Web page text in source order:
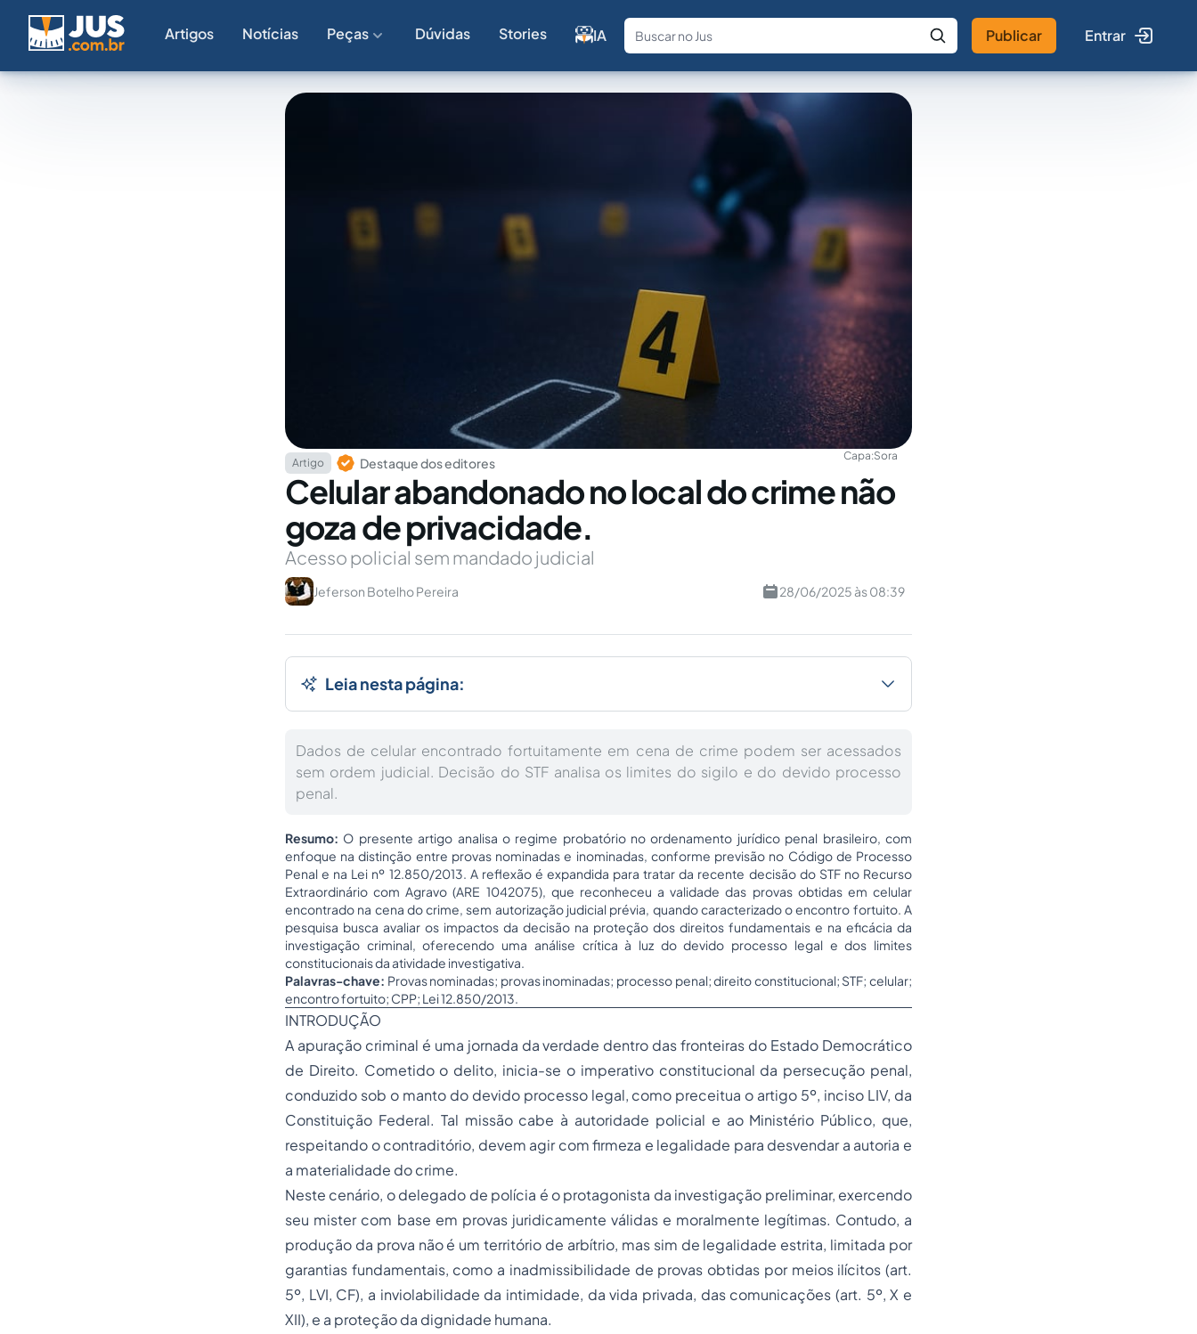
Artigos Notícias Peças Dúvidas Stories IA
Fale com a IA Buscar no Jus
Publicar Entrar
Capa:Sora
Artigo Destaque dos editores
Celular abandonado no local do crime não
goza de privacidade.
Acesso policial sem mandado judicial
Jeferson Botelho Pereira 28/06/2025 às 08:39
Leia nesta página:
Dados de celular encontrado fortuitamente em cena de crime podem ser acessados
sem ordem judicial. Decisão do STF analisa os limites do sigilo e do devido processo
penal.
Resumo: O presente artigo analisa o regime probatório no ordenamento jurídico penal brasileiro, com
enfoque na distinção entre provas nominadas e inominadas, conforme previsão no Código de Processo
Penal e na Lei nº 12.850/2013. A reflexão é expandida para tratar da recente decisão do STF no Recurso
Extraordinário com Agravo (ARE 1042075), que reconheceu a validade das provas obtidas em celular
encontrado na cena do crime, sem autorização judicial prévia, quando caracterizado o encontro fortuito. A
pesquisa busca avaliar os impactos da decisão na proteção dos direitos fundamentais e na eficácia da
investigação criminal, oferecendo uma análise crítica à luz do devido processo legal e dos limites
constitucionais da atividade investigativa.
Palavras-chave: Provas nominadas; provas inominadas; processo penal; direito constitucional; STF; celular;
encontro fortuito; CPP; Lei 12.850/2013.
INTRODUÇÃO
A apuração criminal é uma jornada da verdade dentro das fronteiras do Estado Democrático
de Direito. Cometido o delito, inicia-se o imperativo constitucional da persecução penal,
conduzido sob o manto do devido processo legal, como preceitua o artigo 5º, inciso LIV, da
Constituição Federal. Tal missão cabe à autoridade policial e ao Ministério Público, que,
respeitando o contraditório, devem agir com firmeza e legalidade para desvendar a autoria e
a materialidade do crime.
Neste cenário, o delegado de polícia é o protagonista da investigação preliminar, exercendo
seu mister com base em provas juridicamente válidas e moralmente legítimas. Contudo, a
produção da prova não é um território de arbítrio, mas sim de legalidade estrita, limitada por
garantias fundamentais, como a inadmissibilidade de provas obtidas por meios ilícitos (art.
5º, LVI, CF), a inviolabilidade da intimidade, da vida privada, das comunicações (art. 5º, X e
XII), e a proteção da dignidade humana.